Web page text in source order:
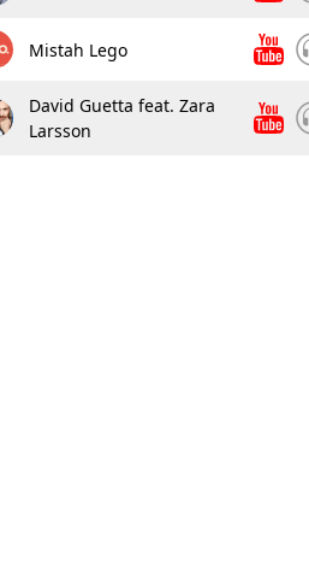
Mistah Lego
David Guetta feat. Zara
Larsson